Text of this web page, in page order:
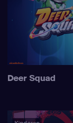
Deer Squad